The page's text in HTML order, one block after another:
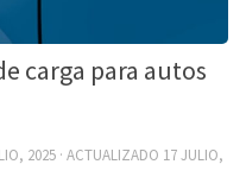
carga para autos
2025 · ACTUALIZADO 17 JULIO,